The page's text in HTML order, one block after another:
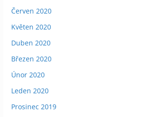
Červen 2020
Květen 2020
Duben 2020
Březen 2020
Únor 2020
Leden 2020
Prosinec 2019